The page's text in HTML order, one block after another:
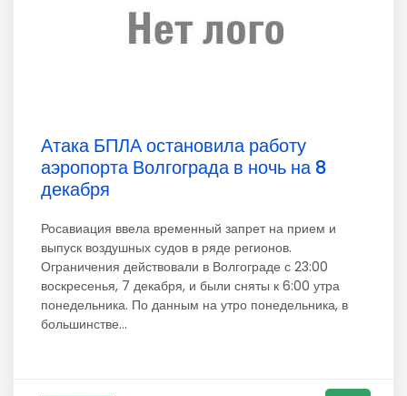
Атака БПЛА остановила работу
аэропорта Волгограда в ночь на 8
декабря
Росавиация ввела временный запрет на прием и
выпуск воздушных судов в ряде регионов.
Ограничения действовали в Волгограде с 23:00
воскресенья, 7 декабря, и были сняты к 6:00 утра
понедельника. По данным на утро понедельника, в
большинстве...